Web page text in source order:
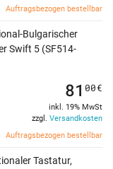
Auftragsbezogen bestellbar
Bulgarischer
Swift 5 (SF514-
Auftragsbezogen bestellbar
81 00€
inkl. 19% MwSt
zzgl. Versandkosten
Tastatur,